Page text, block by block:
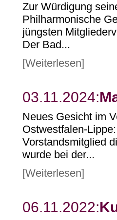
Zur Würdigung
Philharmonische
jüngsten
Der Bad...
[Weiterlesen]
03.11.2024:
Neues Gesicht im
Ostwestfalen-
Vorstandsmitglied
wurde bei der...
[Weiterlesen]
06.11.2022: